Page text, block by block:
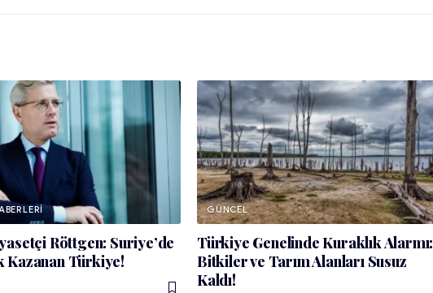
Röttgen: Suriye’de
Kazanan Türkiye!
GÜNCEL
Türkiye Genelinde Kuraklık Alarmı:
Bitkiler ve Tarım Alanları Susuz
Kaldı!